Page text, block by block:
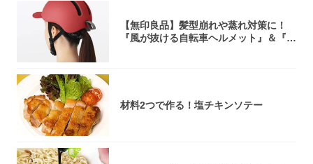
【無印良品】髪型崩れや蒸れ対策に！
『風が抜ける自転車ヘルメット』＆『2
材料2つで作る！塩チキンソテー